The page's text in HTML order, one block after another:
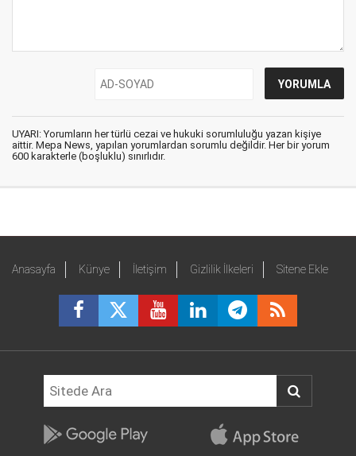
UYARI: Yorumların her türlü cezai ve hukuki sorumluluğu yazan kişiye
aittir. Mepa News, yapılan yorumlardan sorumlu değildir. Her bir yorum
600 karakterle (boşluklu) sınırlıdır.
Anasayfa Künye İletişim Gizlilik İlkeleri Sitene Ekle